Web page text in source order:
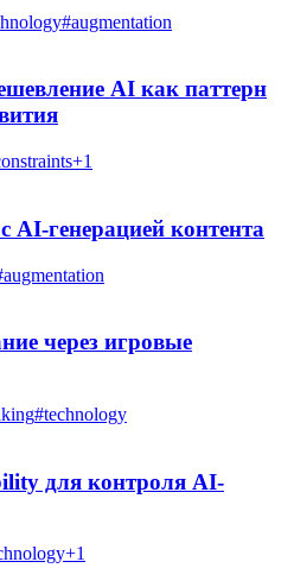
#augmentation
AI как паттерн
+1
AI-генерацией контента
augmentation
через игровые
#technology
для контроля AI-
+1